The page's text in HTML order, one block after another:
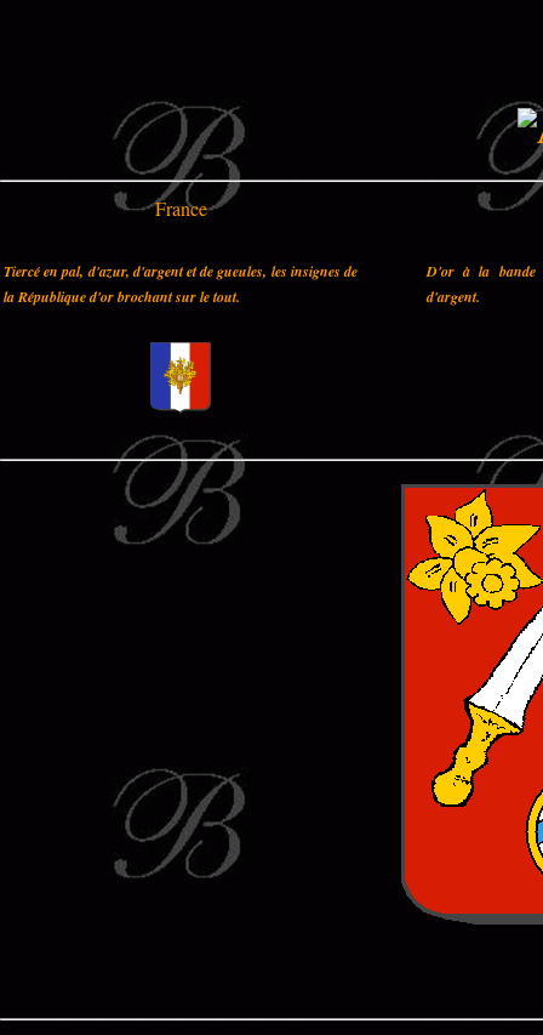
France
Tiercé en pal, d'azur, d'argent et de gueules, les insignes de
la République d'or brochant sur le tout.
D'or à la bande
d'argent.